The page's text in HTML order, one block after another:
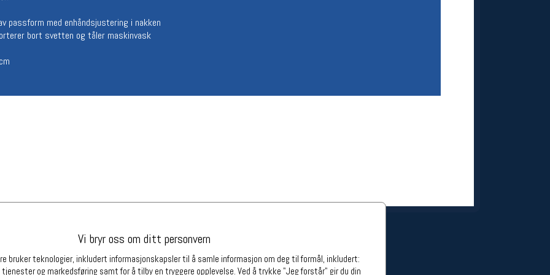
passform med enhåndsjustering i nakken
bort svetten og tåler maskinvask
Vi bryr oss om ditt personvern
bruker teknologier, inkludert informasjonskapsler til å samle informasjon om deg til formål, inkludert:
og markedsføring samt for å tilby en tryggere opplevelse. Ved å trykke "Jeg forstår" gir du din
Betingelser
Salgsbetingelser